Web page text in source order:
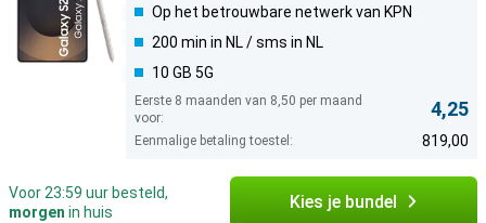
Op het betrouwbare netwerk van KPN
200 min in NL / sms in NL
10 GB 5G
Eerste 8 maanden van 8,50 per maand
voor:
4,25
Eenmalige betaling toestel: 819,00
Voor 23:59 uur besteld,
morgen in huis Kies je bundel